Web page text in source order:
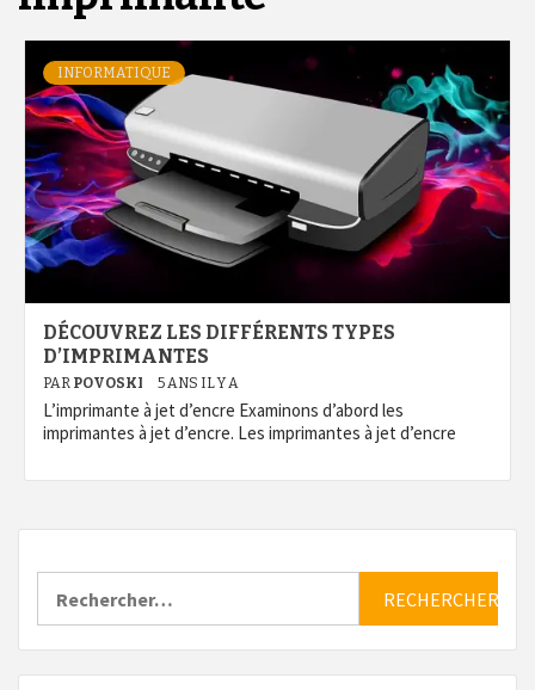
INFORMATIQUE
DÉCOUVREZ LES DIFFÉRENTS TYPES
D’IMPRIMANTES
PAR POVOSKI 5 ANS IL Y A
L’imprimante à jet d’encre Examinons d’abord les
imprimantes à jet d’encre. Les imprimantes à jet d’encre